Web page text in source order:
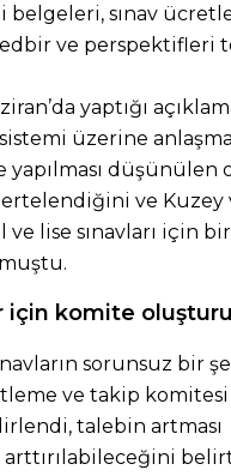
belgeleri, sınav
ve perspektifleri
yaptığı
üzerine
yapılması düşünülen
ertelendiğini ve
lise sınavları için
için komite
sorunsuz bir
ve takip
talebin artması